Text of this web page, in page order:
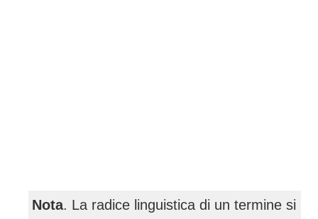
Nota. La radice linguistica di un termine si